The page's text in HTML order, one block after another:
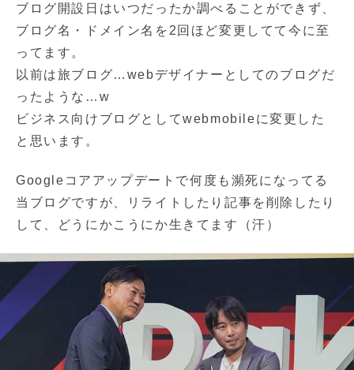
ブログ開設日はいつだったか調べることができず、
ブログ名・ドメイン名を2回ほど変更してて今に至
ってます。
以前は旅ブログ…webデザイナーとしてのブログだ
ったような…w
ビジネス向けブログとしてwebmobileに変更した
と思います。
Googleコアアップデートで何度も瀕死になってる
当ブログですが、リライトしたり記事を削除したり
して、どうにかこうにか生きてます（汗）